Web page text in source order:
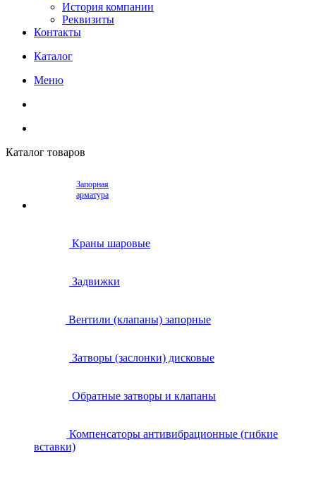
История компании
Реквизиты
Контакты
Каталог
Меню
Каталог товаров
Запорная
арматура
Краны шаровые
Задвижки
Вентили (клапаны) запорные
Затворы (заслонки) дисковые
Обратные затворы и клапаны
Компенсаторы антивибрационные (гибкие
вставки)